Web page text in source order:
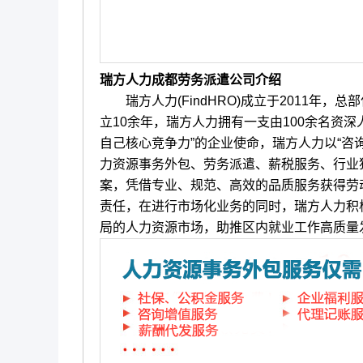
瑞方人力成都劳务派遣公司介绍
瑞方人力(FindHRO)成立于2011年，总部
立10余年，瑞方人力拥有一支由100余名资
自己核心竞争力”的企业使命，瑞方人力以“
力资源事务外包、劳务派遣、薪税服务、行
案，凭借专业、规范、高效的品质服务获得
责任，在进行市场化业务的同时，瑞方人力
局的人力资源市场，助推区内就业工作高质量